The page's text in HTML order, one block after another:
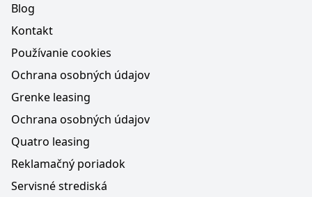
Blog
Kontakt
Používanie cookies
Ochrana osobných údajov
Grenke leasing
Ochrana osobných údajov
Quatro leasing
Reklamačný poriadok
Servisné strediská